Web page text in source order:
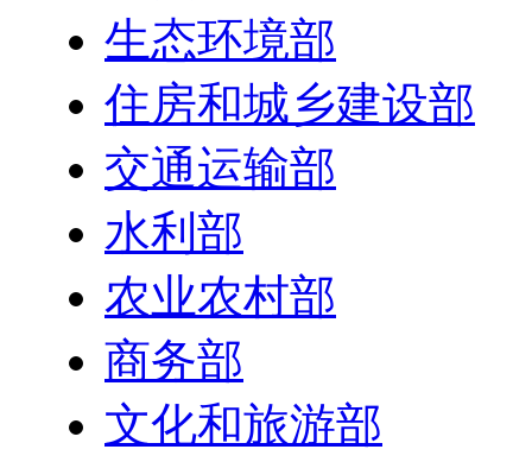
生态环境部
住房和城乡建设部
交通运输部
水利部
农业农村部
商务部
文化和旅游部